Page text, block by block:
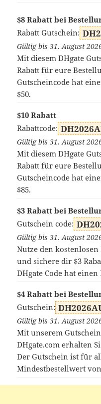
$8 Rabatt bei
Rabatt Gutschein:
Gültig bis 31. August
Mit diesem DHgate
Rabatt für eure
Gutscheincode hat
$50.
$10 Rabatt
Rabattcode:
Gültig bis 31. August
Mit diesem DHgate
Rabatt für eure
Gutscheincode hat
$85.
$3 Rabatt bei
Gutschein code:
Gültig bis 31. August
Nutze den kostenlosen
und sichere dir $3
DHgate Code hat
$4 Rabatt bei
Gutschein:
Gültig bis 31. August
Mit unserem
DHgate.com erhalten
Der Gutschein ist für
Mindestbestellwert